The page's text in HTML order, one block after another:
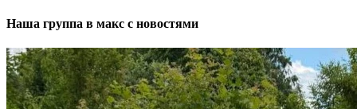
Наша группа в макс с новостями